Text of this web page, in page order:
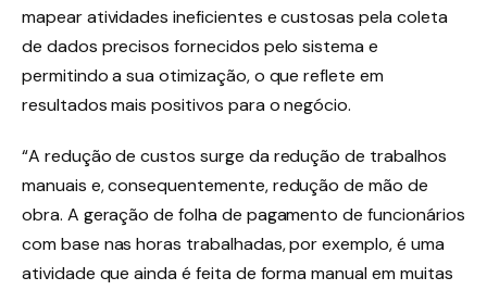
mapear atividades ineficientes e custosas pela coleta
de dados precisos fornecidos pelo sistema e
permitindo a sua otimização, o que reflete em
resultados mais positivos para o negócio.
“A redução de custos surge da redução de trabalhos
manuais e, consequentemente, redução de mão de
obra. A geração de folha de pagamento de funcionários
com base nas horas trabalhadas, por exemplo, é uma
atividade que ainda é feita de forma manual em muitas